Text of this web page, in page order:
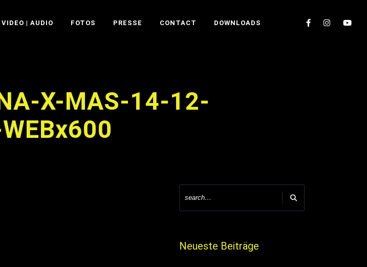
VIDEO | AUDIO FOTOS PRESSE CONTACT DOWNLOADS
X-MAS-14-12-
Neueste Beiträge